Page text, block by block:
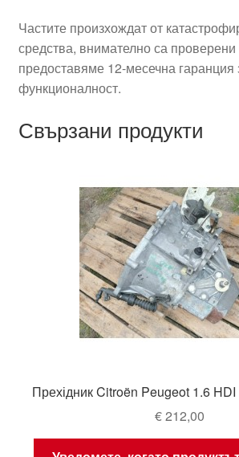
Частите произхождат от
средства, внимателно са проверени
предоставяме 12-месечна гаранция
функционалност.
Свързани продукти
Прехідник Citroën Peugeot 1.6
€212,00